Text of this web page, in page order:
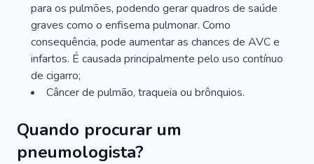
para os pulmões, podendo gerar quadros de saúde
graves como o enfisema pulmonar. Como
consequência, pode aumentar as chances de AVC e
infartos. É causada principalmente pelo uso contínuo
de cigarro;
Câncer de pulmão, traqueia ou brônquios.
Quando procurar um
pneumologista?